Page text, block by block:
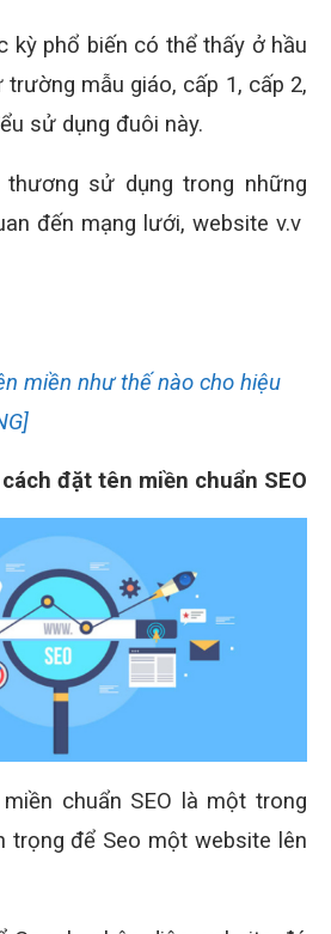
kỳ phổ biến có thể thấy ở hầu
mẫu giáo, cấp 1, cấp 2,
sử dụng đuôi này.
thương sử dụng trong những
đến mạng lưới, website v.v
miền như thế nào cho hiệu
đặt tên miền chuẩn SEO
chuẩn SEO là một trong
trọng để Seo một website lên